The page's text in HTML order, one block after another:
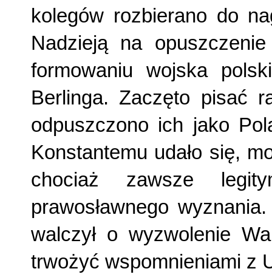
kolegów rozbierano do
Nadzieją na
formowaniu wojska
Berlinga. Zaczęto pisać
odpuszczono ich jako
Konstantemu udało się,
chociaż zawsze
prawosławnego
walczył o wyzwolenie
trwożyć wspomnieniami z